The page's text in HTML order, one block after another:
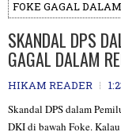
FOKE GAGAL
SKANDAL DPS
GAGAL DALAM
HIKAM READER
Skandal DPS dalam
DKI di bawah Foke.